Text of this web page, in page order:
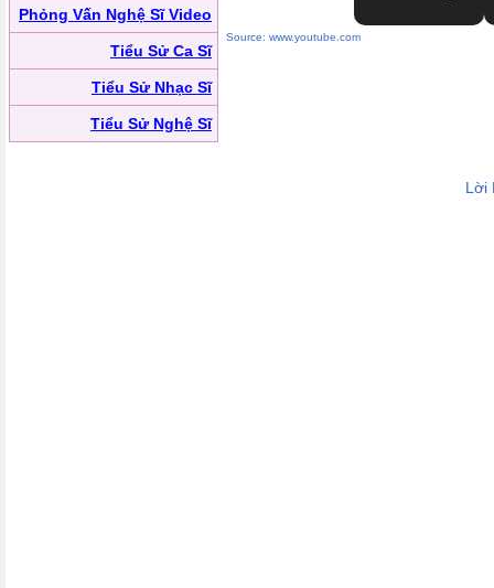
Phỏng Vấn Nghệ Sĩ Video
Tiểu Sử Ca Sĩ
Tiểu Sử Nhạc Sĩ
Tiểu Sử Nghệ Sĩ
Source: www.youtube.com
Lời